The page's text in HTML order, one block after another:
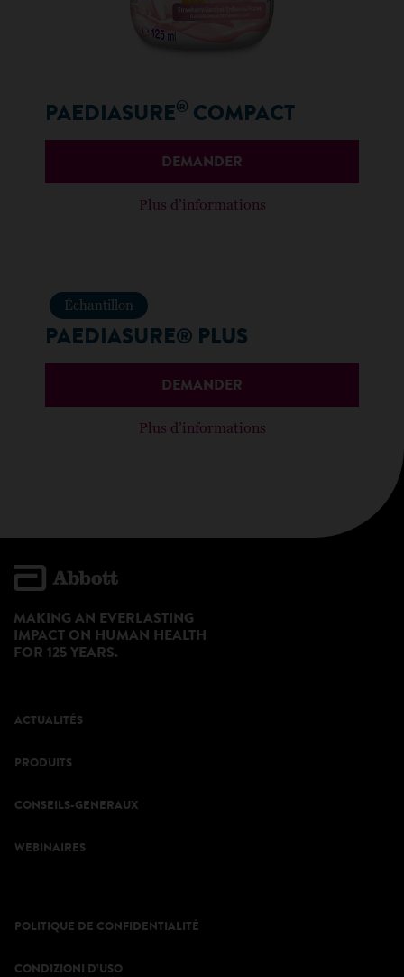
PAEDIASURE® COMPACT
DEMANDER
Plus d’informations
Échantillon
PAEDIASURE® PLUS
DEMANDER
Plus d’informations
MAKING AN EVERLASTING
IMPACT ON HUMAN HEALTH
FOR 125 YEARS.
ACTUALITÉS
PRODUITS
CONSEILS-GENERAUX
WEBINAIRES
POLITIQUE DE CONFIDENTIALITÉ
CONDIZIONI D’USO